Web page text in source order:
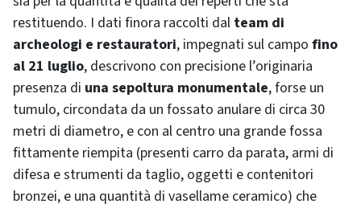
restituendo. I dati finora raccolti dal team di
archeologi e restauratori, impegnati sul campo fino
al 21 luglio, descrivono con precisione l’originaria
presenza di una sepoltura monumentale, forse un
tumulo, circondata da un fossato anulare di circa 30
metri di diametro, e con al centro una grande fossa
fittamente riempita (presenti carro da parata, armi di
difesa e strumenti da taglio, oggetti e contenitori
bronzei, e una quantità di vasellame ceramico) che